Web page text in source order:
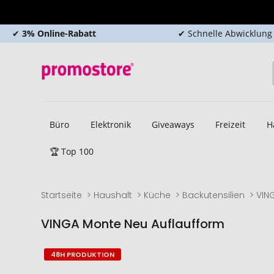
✔ 3% Online-Rabatt ✔ Schnelle Abwicklung
Büro Elektronik Giveaways Freizeit
🏆 Top 100
Startseite Haushalt Küche Backutensilien
VINGA Monte Neu Auflaufform
Zum
Ende
Zum
Anfang
48H PRODUKTION